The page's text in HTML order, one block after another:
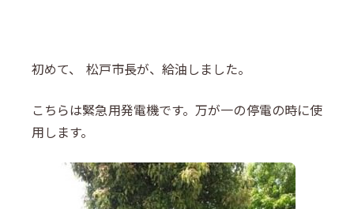
初めて、 松戸市長が、給油しました。
こちらは緊急用発電機です。万が一の停電の時に使
用します。